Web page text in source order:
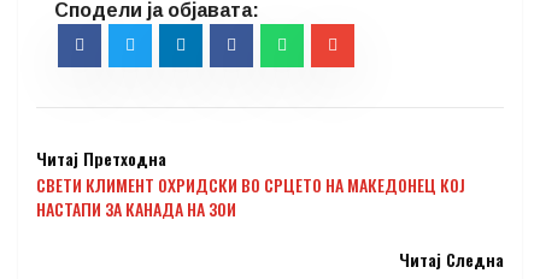
Читај Претходна
СВЕТИ КЛИМЕНТ ОХРИДСКИ ВО СРЦЕТО НА МАКЕДОНЕЦ КОЈ
НАСТАПИ ЗА КАНАДА НА ЗОИ
Читај Следна